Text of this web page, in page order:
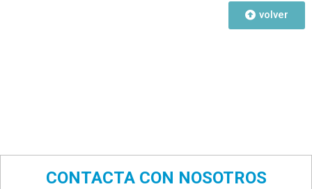
volver
CONTACTA CON NOSOTROS